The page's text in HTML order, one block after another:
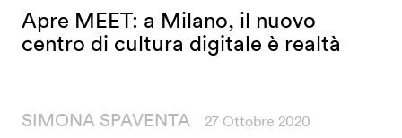
Apre MEET: a Milano, il nuovo
centro di cultura digitale è realtà
SIMONA SPAVENTA 27 Ottobre 2020